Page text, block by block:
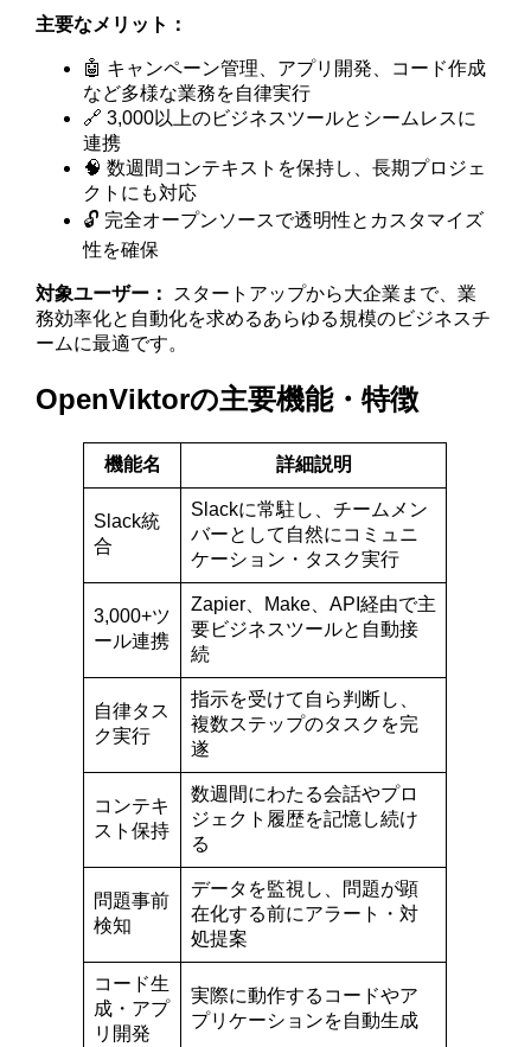
主要なメリット：
🤖 キャンペーン管理、アプリ開発、コード作成
など多様な業務を自律実行
🔗 3,000以上のビジネスツールとシームレスに
連携
🧠 数週間コンテキストを保持し、長期プロジェ
クトにも対応
🔓 完全オープンソースで透明性とカスタマイズ
性を確保
対象ユーザー：
スタートアップから大企業まで、業
務効率化と自動化を求めるあらゆる規模のビジネスチ
ームに最適です。
OpenViktorの主要機能・特徴
機能名 詳細説明
Slack統
合
Slackに常駐し、チームメン
バーとして自然にコミュニ
ケーション・タスク実行
3,000+ツ
ール連携
Zapier、Make、API経由で主
要ビジネスツールと自動接
続
自律タス
ク実行
指示を受けて自ら判断し、
複数ステップのタスクを完
遂
コンテキ
スト保持
数週間にわたる会話やプロ
ジェクト履歴を記憶し続け
る
問題事前
検知
データを監視し、問題が顕
在化する前にアラート・対
処提案
コード生
成・アプ
リ開発
実際に動作するコードやア
プリケーションを自動生成